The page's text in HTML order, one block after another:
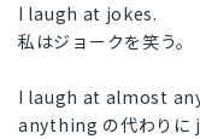
I laugh at jokes.
私はジョークを笑う。
I laugh at almost
anything の代わりに